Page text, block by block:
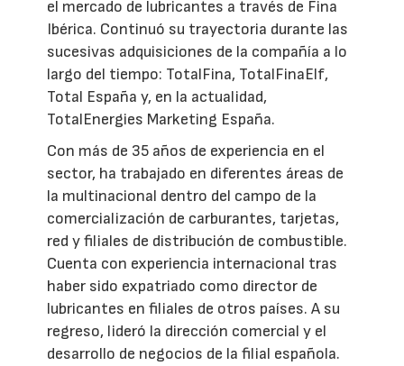
el mercado de lubricantes a través de Fina
Ibérica. Continuó su trayectoria durante las
sucesivas adquisiciones de la compañía a lo
largo del tiempo: TotalFina, TotalFinaElf,
Total España y, en la actualidad,
TotalEnergies Marketing España.
Con más de 35 años de experiencia en el
sector, ha trabajado en diferentes áreas de
la multinacional dentro del campo de la
comercialización de carburantes, tarjetas,
red y filiales de distribución de combustible.
Cuenta con experiencia internacional tras
haber sido expatriado como director de
lubricantes en filiales de otros países. A su
regreso, lideró la dirección comercial y el
desarrollo de negocios de la filial española.